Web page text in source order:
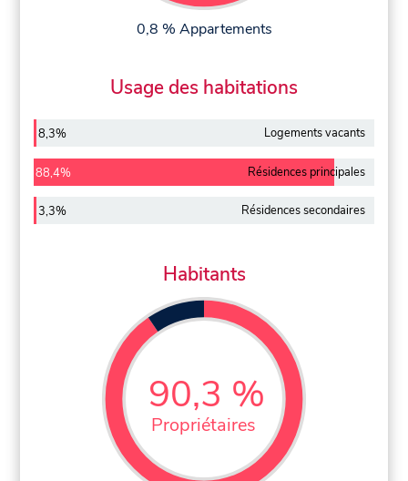
0,8 % Appartements
Usage des habitations
8,3% Logements vacants
88,4% Résidences principales
3,3% Résidences secondaires
Habitants
90,3 %
Propriétaires